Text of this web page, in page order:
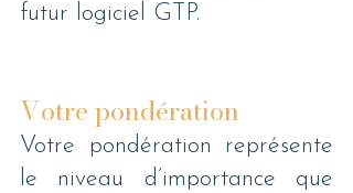
futur logiciel GTP.
Votre pondération
Votre pondération représente
le niveau d’importance que